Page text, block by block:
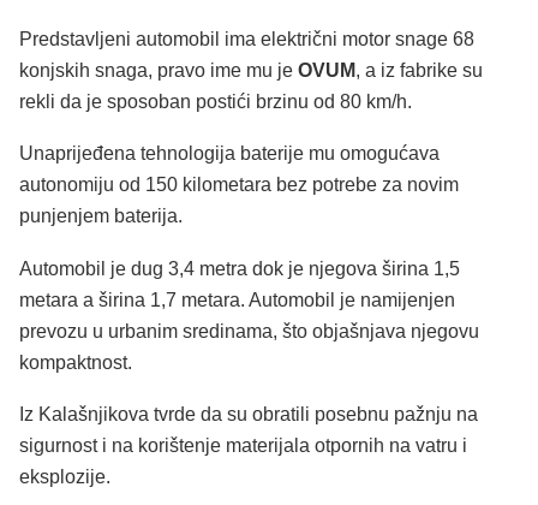
Predstavljeni automobil ima električni motor snage 68
konjskih snaga, pravo ime mu je OVUM, a iz fabrike su
rekli da je sposoban postići brzinu od 80 km/h.
Unaprijeđena tehnologija baterije mu omogućava
autonomiju od 150 kilometara bez potrebe za novim
punjenjem baterija.
Automobil je dug 3,4 metra dok je njegova širina 1,5
metara a širina 1,7 metara. Automobil je namijenjen
prevozu u urbanim sredinama, što objašnjava njegovu
kompaktnost.
Iz Kalašnjikova tvrde da su obratili posebnu pažnju na
sigurnost i na korištenje materijala otpornih na vatru i
eksplozije.